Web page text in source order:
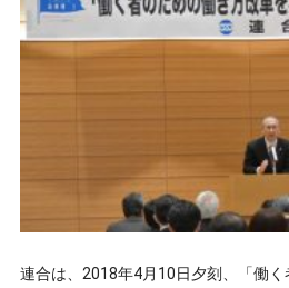
連合は、2018年4月10日夕刻、「働